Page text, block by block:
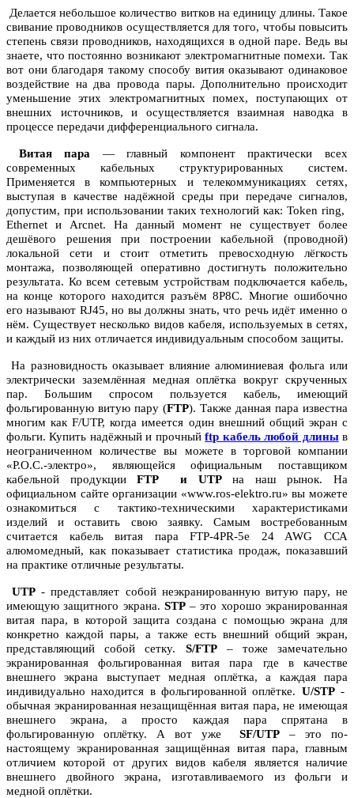
Делается небольшое количество витков на единицу длины. Такое
свивание проводников осуществляется для того, чтобы повысить
степень связи проводников, находящихся в одной паре. Ведь вы
знаете, что постоянно возникают электромагнитные помехи. Так
вот они благодаря такому способу вития оказывают одинаковое
воздействие на два провода пары. Дополнительно происходит
уменьшение этих электромагнитных помех, поступающих от
внешних источников, и осуществляется взаимная наводка в
процессе передачи дифференциального сигнала.
Витая пара — главный компонент практически всех
современных кабельных структурированных систем.
Применяется в компьютерных и телекоммуникациях сетях,
выступая в качестве надёжной среды при передаче сигналов,
допустим, при использовании таких технологий как: Token ring,
Ethernet и Arcnet. На данный момент не существует более
дешёвого решения при построении кабельной (проводной)
локальной сети и стоит отметить превосходную лёгкость
монтажа, позволяющей оперативно достигнуть положительно
результата. Ко всем сетевым устройствам подключается кабель,
на конце которого находится разъём 8P8C. Многие ошибочно
его называют RJ45, но вы должны знать, что речь идёт именно о
нём. Существует несколько видов кабеля, используемых в сетях,
и каждый из них отличается индивидуальным способом защиты.
На разновидность оказывает влияние алюминиевая фольга или
электрически заземлённая медная оплётка вокруг скрученных
пар. Большим спросом пользуется кабель, имеющий
фольгированную витую пару (FTP). Также данная пара известна
многим как F/UTP, когда имеется один внешний общий экран с
фольги. Купить надёжный и прочныйftp кабель любой длиныв
неограниченном количестве вы можете в торговой компании
«Р.О.С.-электро», являющейся официальным поставщиком
кабельной продукцииFTP и UTPна наш рынок. На
официальном сайте организации «www.ros-elektro.ru» вы можете
ознакомиться с тактико-техническими характеристиками
изделий и оставить свою заявку. Самым востребованным
считается кабель витая пара FTP-4PR-5e 24 AWG ССА
алюмомедный, как показывает статистика продаж, показавший
на практике отличные результаты.
UTP - представляет собой неэкранированную витую пару, не
имеющую защитного экрана. STP– это хорошо экранированная
витая пара, в которой защита создана с помощью экрана для
конкретно каждой пары, а также есть внешний общий экран,
представляющий собой сетку. S/FTP– тоже замечательно
экранированная фольгированная витая пара где в качестве
внешнего экрана выступает медная оплётка, а каждая пара
индивидуально находится в фольгированной оплётке. U/STP-
обычная экранированная незащищённая витая пара, не имеющая
внешнего экрана, а просто каждая пара спрятана в
фольгированную оплётку. А вот ужеSF/UTP – это по-
настоящему экранированная защищённая витая пара, главным
отличием которой от других видов кабеля является наличие
внешнего двойного экрана, изготавливаемого из фольги и
медной оплётки.